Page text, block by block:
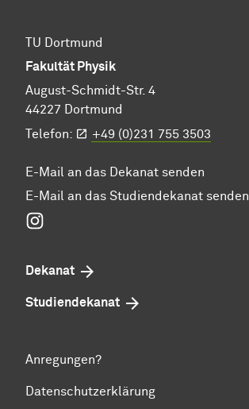
TU Dortmund
Fakultät Physik
August-Schmidt-Str. 4
44227 Dortmund
Telefon:
+49 (0)231 755 3503
E-Mail an das Dekanat senden
E-Mail an das Studiendekanat senden
Dekanat
Studiendekanat
Anregungen?
Datenschutzerklärung